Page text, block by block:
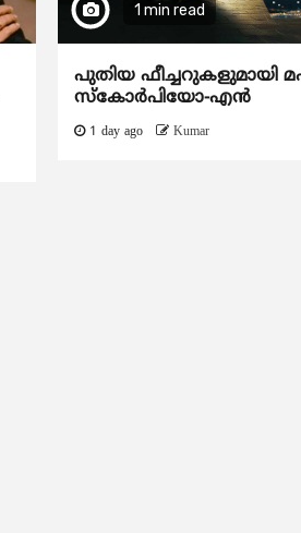
1 min read
പുതിയ ഫീച്ചറുകളുമായി
സ്കോർപിയോ-എൻ
1 day ago Kumar